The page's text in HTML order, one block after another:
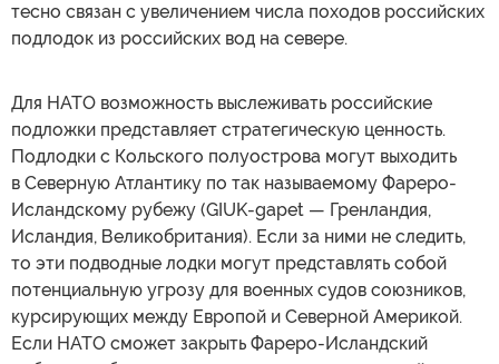
тесно связан с увеличением числа походов российских
подлодок из российских вод на севере.
Для НАТО возможность выслеживать российские
подложки представляет стратегическую ценность.
Подлодки с Кольского полуострова могут выходить
в Северную Атлантику по так называемому Фареро-
Исландскому рубежу (GIUK-gapet — Гренландия,
Исландия, Великобритания). Если за ними не следить,
то эти подводные лодки могут представлять собой
потенциальную угрозу для военных судов союзников,
курсирующих между Европой и Северной Америкой.
Если НАТО сможет закрыть Фареро-Исландский